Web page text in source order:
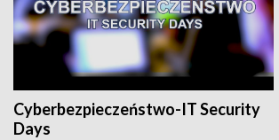
Cyberbezpieczeństwo-IT Security
Days